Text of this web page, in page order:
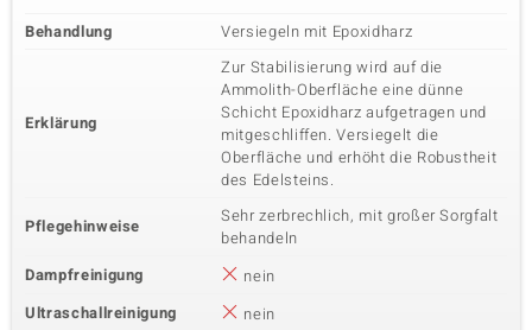
Behandlung Versiegeln mit Epoxidharz
Erklärung
Zur Stabilisierung wird auf die
Ammolith-Oberfläche eine dünne
Schicht Epoxidharz aufgetragen und
mitgeschliffen. Versiegelt die
Oberfläche und erhöht die Robustheit
des Edelsteins.
Pflegehinweise
Sehr zerbrechlich, mit großer Sorgfalt
behandeln
Dampfreinigung
nein
Ultraschallreinigung
nein